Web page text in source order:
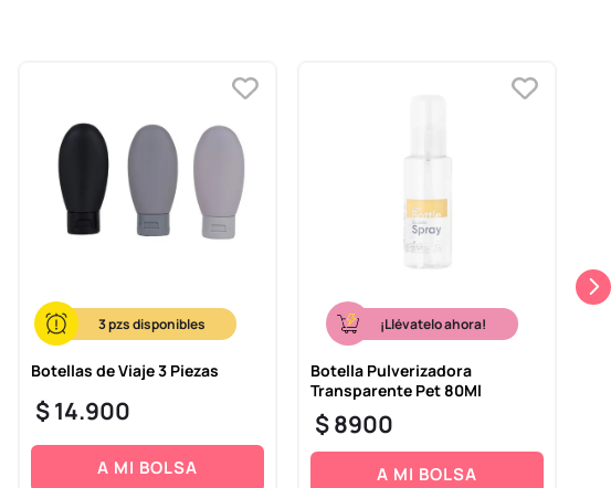
3
Botellas de Viaje 3 Piezas
$14.900
A MI BOLSA
¡Llévatelo ahora!
Botella Pulverizadora
Transparente Pet 80Ml
$8900
A MI BOLSA